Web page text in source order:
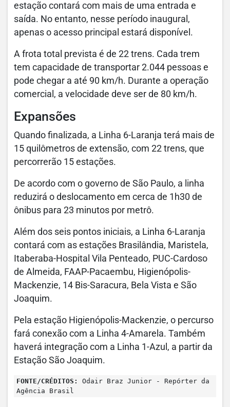
estação contará com mais de uma entrada e
saída. No entanto, nesse período inaugural,
apenas o acesso principal estará disponível.
A frota total prevista é de 22 trens. Cada trem
tem capacidade de transportar 2.044 pessoas e
pode chegar a até 90 km/h. Durante a operação
comercial, a velocidade deve ser de 80 km/h.
Expansões
Quando finalizada, a Linha 6-Laranja terá mais de
15 quilômetros de extensão, com 22 trens, que
percorrerão 15 estações.
De acordo com o governo de São Paulo, a linha
reduzirá o deslocamento em cerca de 1h30 de
ônibus para 23 minutos por metrô.
Além dos seis pontos iniciais, a Linha 6-Laranja
contará com as estações Brasilândia, Maristela,
Itaberaba-Hospital Vila Penteado, PUC-Cardoso
de Almeida, FAAP-Pacaembu, Higienópolis-
Mackenzie, 14 Bis-Saracura, Bela Vista e São
Joaquim.
Pela estação Higienópolis-Mackenzie, o percurso
fará conexão com a Linha 4-Amarela. Também
haverá integração com a Linha 1-Azul, a partir da
Estação São Joaquim.
FONTE/CRÉDITOS:
Odair Braz Junior - Repórter da
Agência Brasil